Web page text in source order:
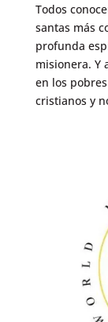
Todos
santas más
profunda
misionera. Y
en los
cristianos y